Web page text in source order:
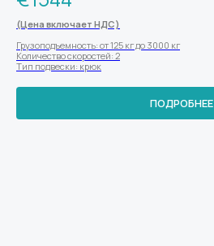
(Цена включает НДС)
Грузоподъемность: от 125 кг до 3000 кг
Количество скоростей: 2
Тип подвески: крюк
ПОДРОБНЕЕ